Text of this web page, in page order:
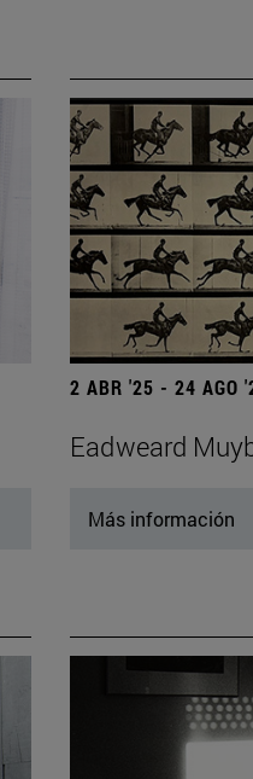
2 ABR '25 - 24 AGO
Eadweard
Más información